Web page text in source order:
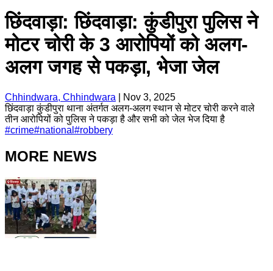
छिंदवाड़ा: छिंदवाड़ा: कुंडीपुरा पुलिस ने
मोटर चोरी के 3 आरोपियों को अलग-
अलग जगह से पकड़ा, भेजा जेल
Chhindwara, Chhindwara
Nov 3, 2025
छिंदवाड़ा कुंडीपुरा थाना अंतर्गत अलग-अलग स्थान से मोटर चोरी करने वाले
तीन आरोपियों को पुलिस ने पकड़ा है और सभी को जेल भेज दिया है
#crime#national #robbery
MORE NEWS